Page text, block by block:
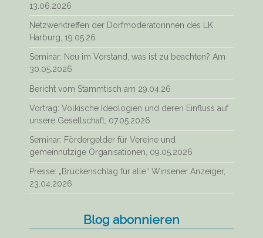
13.06.2026
Netzwerktreffen der Dorfmoderatorinnen des LK
Harburg, 19.05.26
Seminar: Neu im Vorstand, was ist zu beachten? Am
30.05.2026
Bericht vom Stammtisch am 29.04.26
Vortrag: Völkische Ideologien und deren Einfluss auf
unsere Gesellschaft, 07.05.2026
Seminar: Fördergelder für Vereine und
gemeinnützige Organisationen, 09.05.2026
Presse: „Brückenschlag für alle“ Winsener Anzeiger,
23.04.2026
Blog abonnieren